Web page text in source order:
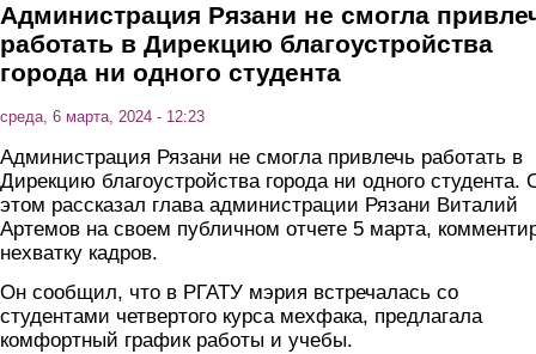
Администрация Рязани не смогла
работать в Дирекцию благоустройства
города ни одного студента
среда, 6 марта, 2024 - 12:23
Администрация Рязани не смогла привлечь работать в
Дирекцию благоустройства города ни одного студента.
этом рассказал глава администрации Рязани Виталий
Артемов на своем публичном отчете 5 марта,
нехватку кадров.
Он сообщил, что в РГАТУ мэрия встречалась со
студентами четвертого курса мехфака, предлагала
комфортный график работы и учебы.